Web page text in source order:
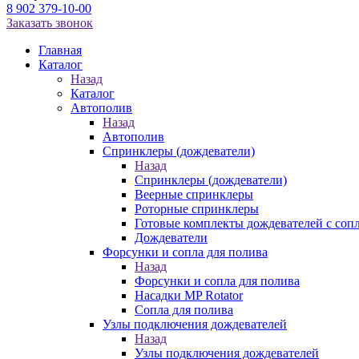
8 902 379-10-00
Заказать звонок
Главная
Каталог
Назад
Каталог
Автополив
Назад
Автополив
Спринклеры (дождеватели)
Назад
Спринклеры (дождеватели)
Веерные спринклеры
Роторные спринклеры
Готовые комплекты дождевателей с
Дождеватели
Форсунки и сопла для полива
Назад
Форсунки и сопла для полива
Насадки MP Rotator
Сопла для полива
Узлы подключения дождевателей
Назад
Узлы подключения дождевателей